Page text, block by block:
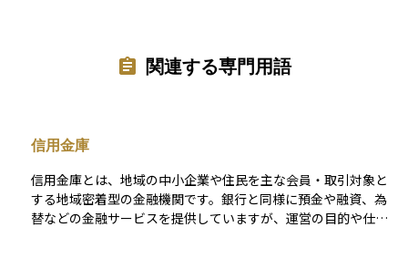
関連する専門用語
信用金庫
信用金庫とは、地域の中小企業や住民を主な会員・取引対象と
する地域密着型の金融機関です。銀行と同様に預金や融資、為
替などの金融サービスを提供していますが、運営の目的や仕組